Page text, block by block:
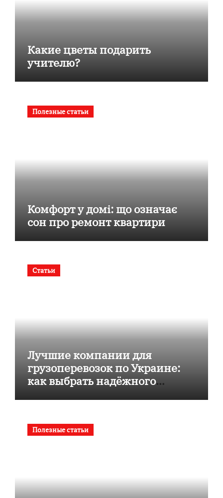
Какие цветы подарить
учителю?
Полезные статьи
Комфорт у домі: що означає
сон про ремонт квартири
Статьи
Лучшие компании для
грузоперевозок по Украине:
как выбрать надёжного
Полезные статьи